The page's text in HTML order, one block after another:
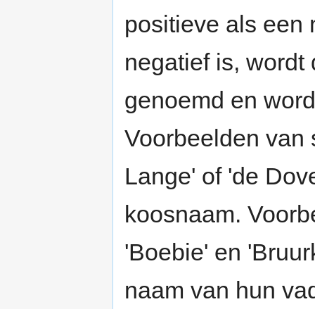
positieve als een
negatief is, wordt
genoemd en
Voorbeelden van
Lange' of 'de
koosnaam.
'Boebie' en
naam van hun